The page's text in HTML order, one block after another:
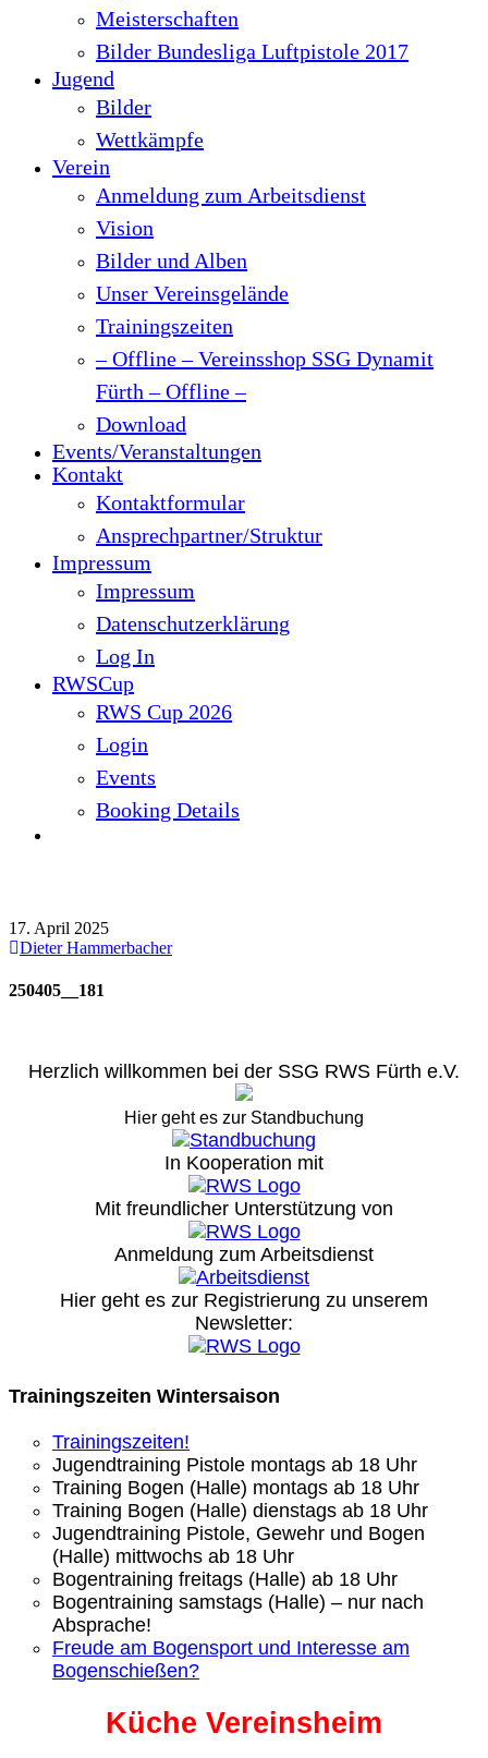
Meisterschaften
Bilder Bundesliga Luftpistole 2017
Jugend
Bilder
Wettkämpfe
Verein
Anmeldung zum Arbeitsdienst
Vision
Bilder und Alben
Unser Vereinsgelände
Trainingszeiten
– Offline – Vereinsshop SSG Dynamit
Fürth – Offline –
Download
Events/Veranstaltungen
Kontakt
Kontaktformular
Ansprechpartner/Struktur
Impressum
Impressum
Datenschutzerklärung
Log In
RWSCup
RWS Cup 2026
Login
Events
Booking Details
17. April 2025
Dieter Hammerbacher
250405__181
Herzlich willkommen bei der SSG RWS Fürth e.V.
Hier geht es zur Standbuchung
In Kooperation mit
Mit freundlicher Unterstützung von
Anmeldung zum Arbeitsdienst
Hier geht es zur Registrierung zu unserem
Newsletter:
Trainingszeiten Wintersaison
Trainingszeiten!
Jugendtraining Pistole montags ab 18 Uhr
Training Bogen (Halle) montags ab 18 Uhr
Training Bogen (Halle) dienstags ab 18 Uhr
Jugendtraining Pistole, Gewehr und Bogen
(Halle) mittwochs ab 18 Uhr
Bogentraining freitags (Halle) ab 18 Uhr
Bogentraining samstags (Halle) – nur nach
Absprache!
Freude am Bogensport und Interesse am
Bogenschießen?
Küche Vereinsheim